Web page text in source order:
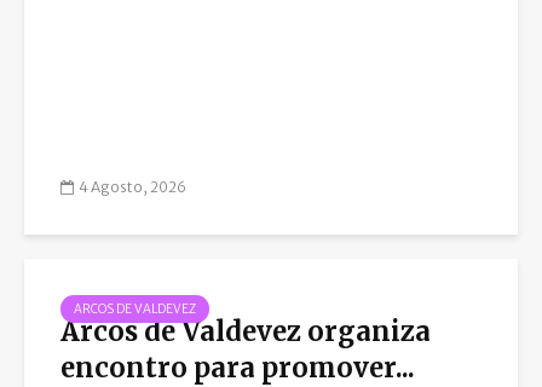
4 Agosto, 2026
ARCOS DE VALDEVEZ
Arcos de Valdevez organiza
encontro para promover...